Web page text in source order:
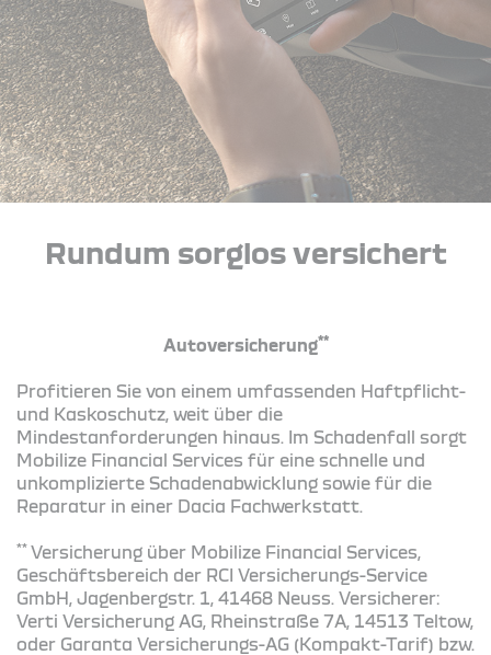
Rundum sorglos versichert
Autoversicherung**
Profitieren Sie von einem umfassenden Haftpflicht-
und Kaskoschutz, weit über die
Mindestanforderungen hinaus. Im Schadenfall sorgt
Mobilize Financial Services für eine schnelle und
unkomplizierte Schadenabwicklung sowie für die
Reparatur in einer Dacia Fachwerkstatt.
** Versicherung über Mobilize Financial Services,
Geschäftsbereich der RCI Versicherungs-Service
GmbH, Jagenbergstr. 1, 41468 Neuss. Versicherer:
Verti Versicherung AG, Rheinstraße 7A, 14513 Teltow,
oder Garanta Versicherungs-AG (Kompakt-Tarif) bzw.